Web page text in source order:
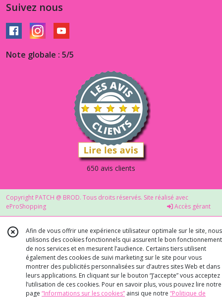
Suivez nous
Note globale : 5/5
650 avis clients
Copyright PATCH @ BROD. Tous droits réservés. Site réalisé avec
eProShopping
Accès gérant
Afin de vous offrir une expérience utilisateur optimale sur le site, nous
utilisons des cookies fonctionnels qui assurent le bon fonctionnement
de nos services et en mesurent l’audience. Certains tiers utilisent
également des cookies de suivi marketing sur le site pour vous
montrer des publicités personnalisées sur d’autres sites Web et dans
leurs applications. En cliquant sur le bouton “J’accepte” vous acceptez
l’utilisation de ces cookies. Pour en savoir plus, vous pouvez lire notre
page “Informations sur les cookies” ainsi que notre “Politique de